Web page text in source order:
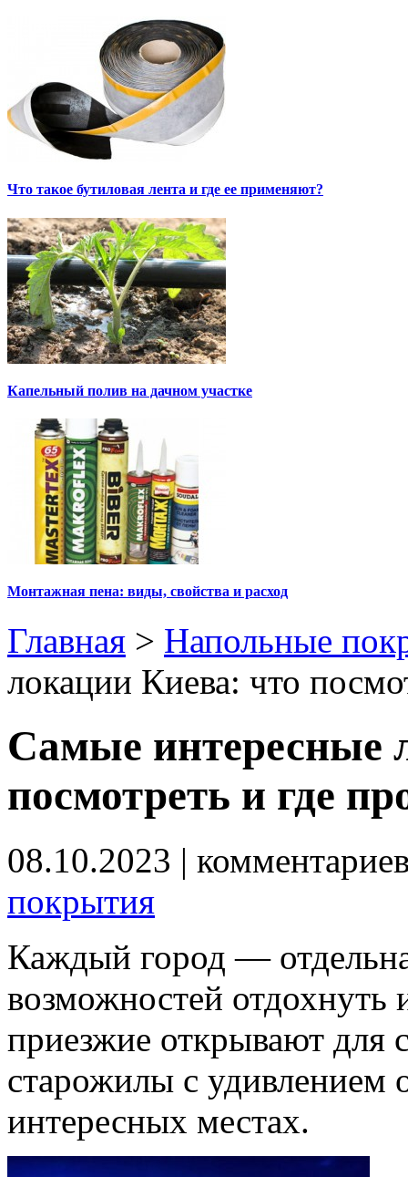
Что такое бутиловая лента и где ее применяют?
Капельный полив на дачном участке
Монтажная пена: виды, свойства и расход
Главная > Напольные
локации Киева: что
Самые интересные
посмотреть и где
08.10.2023 |
покрытия
Каждый город —
возможностей отдохнуть
приезжие открывают для
старожилы с удивлением
интересных местах.